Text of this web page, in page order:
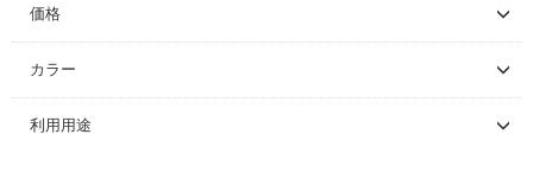
価格
～ \5,000
\5,001 ～ 10,000
\10,001 ～ 20,000
カラー
利用用途